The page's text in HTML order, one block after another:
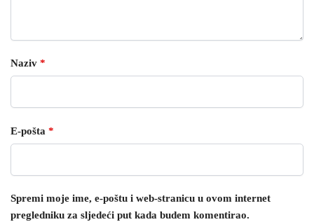
Naziv *
E-pošta *
Spremi moje ime, e-poštu i web-stranicu u ovom internet
pregledniku za sljedeći put kada budem komentirao.